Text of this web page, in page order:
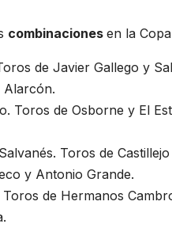
combinacionesen la
de Javier Gallego y
Alarcón.
Toros de Osborne y El
Toros de
y Antonio Grande.
de Hermanos